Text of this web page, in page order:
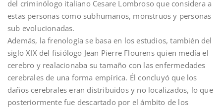
del criminólogo italiano Cesare Lombroso que considera a
estas personas como subhumanos, monstruos y personas
sub evolucionadas.
Además, la frenología se basa en los estudios, también del
siglo XIX del fisiólogo Jean Pierre Flourens quien medía el
cerebro y realacionaba su tamaño con las enfermedades
cerebrales de una forma empírica. Él concluyó que los
daños cerebrales eran distribuidos y no localizados, lo que
posteriormente fue descartado por el ámbito de los